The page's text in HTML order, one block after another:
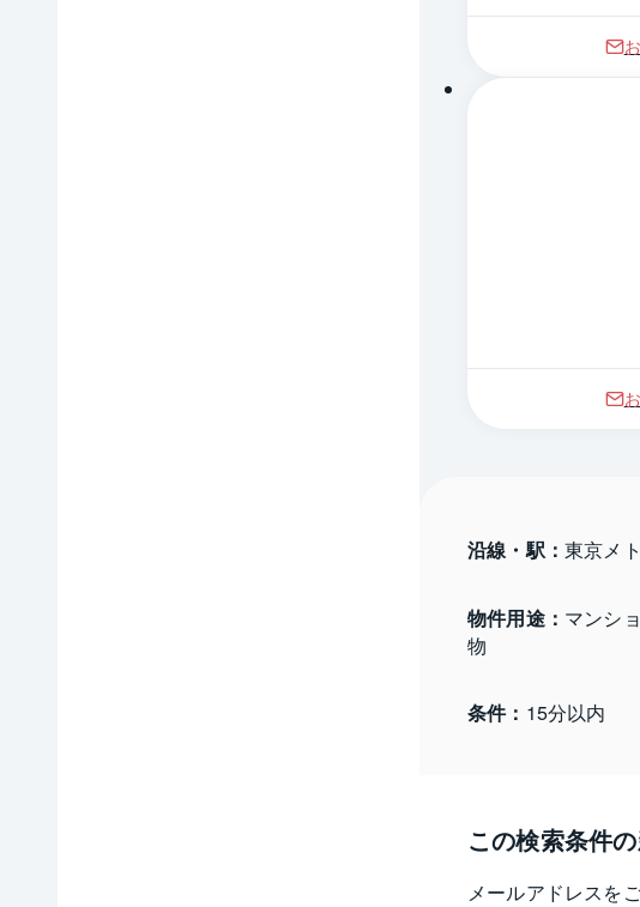
沿線・駅： 東京メ
物件用途： マンシ
物
条件： 15分以内
この検索条件
メールアドレスを